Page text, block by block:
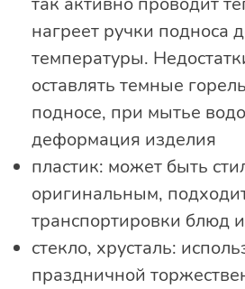
нагреет ручки подноса
температуры.
оставлять темные
подносе, при мытье
деформация изделия
пластик: может быть
оригинальным,
транспортировки блюд
стекло, хрусталь:
праздничной